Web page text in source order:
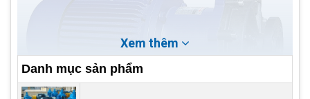
Xem thêm
Danh mục sản phẩm